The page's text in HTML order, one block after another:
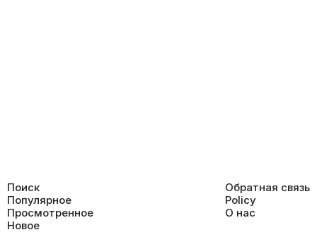
Поиск
Популярное
Просмотренное
Новое
Обратная связь
Policy
О нас